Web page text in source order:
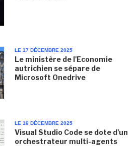
LE 17 DÉCEMBRE 2025
Le ministère de l'Economie
autrichien se sépare de
Microsoft Onedrive
LE 16 DÉCEMBRE 2025
Visual Studio Code se dote d'un
orchestrateur multi-agents